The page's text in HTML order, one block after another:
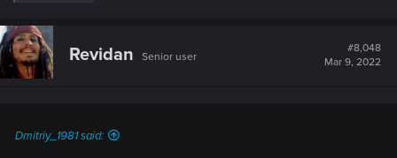
c
t
i
o
Revidan Senior user
#8,048
Mar 9, 2022
Dmitriy_1981 said: